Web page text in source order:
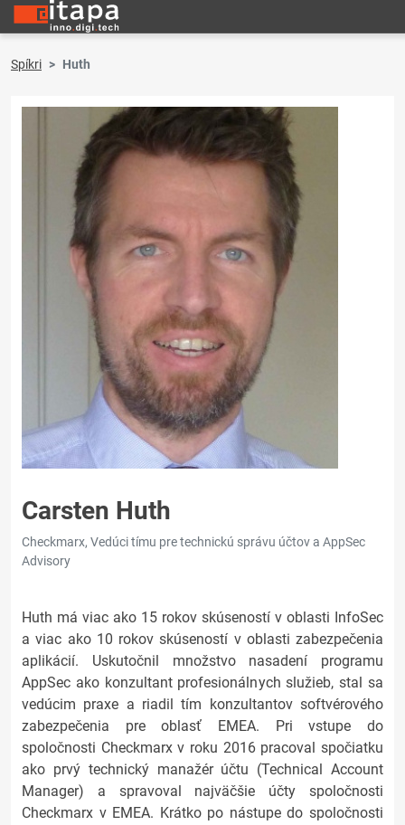
Spíkri Huth
Carsten Huth
Checkmarx, Vedúci tímu pre technickú správu účtov a AppSec
Advisory
Huth má viac ako 15 rokov skúseností v oblasti InfoSec
a viac ako 10 rokov skúseností v oblasti zabezpečenia
aplikácií. Uskutočnil množstvo nasadení programu
AppSec ako konzultant profesionálnych služieb, stal sa
vedúcim praxe a riadil tím konzultantov softvérového
zabezpečenia pre oblasť EMEA. Pri vstupe do
spoločnosti Checkmarx v roku 2016 pracoval spočiatku
ako prvý technický manažér účtu (Technical Account
Manager) a spravoval najväčšie účty spoločnosti
Checkmarx v EMEA. Krátko po nástupe do spoločnosti